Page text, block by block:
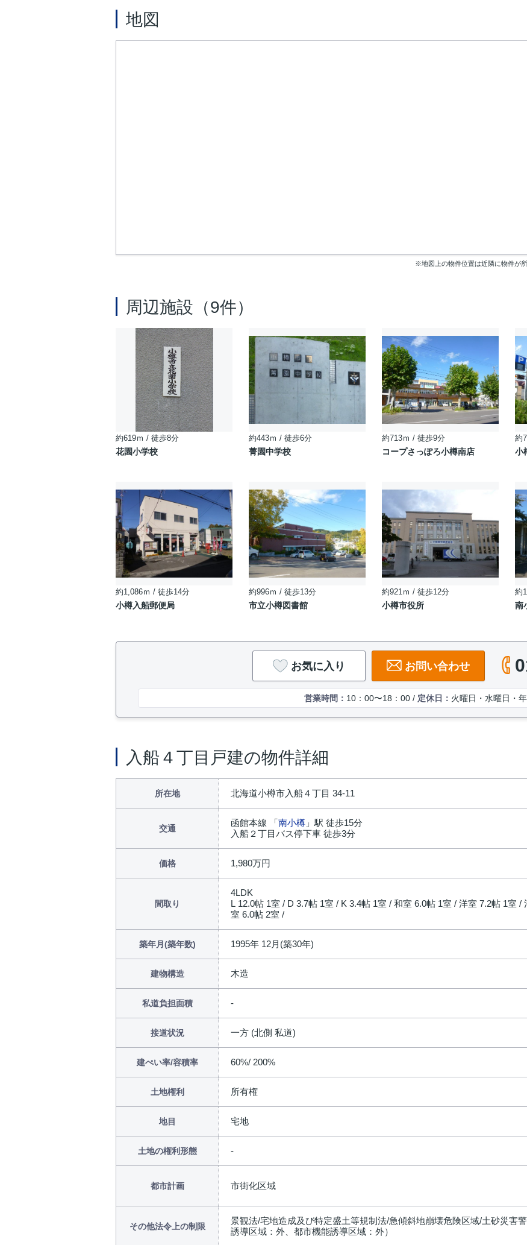
地図
※地図上の物件位置は近隣に物件が
周辺施設（9件）
約619ｍ / 徒歩8分
花園小学校
約443ｍ / 徒歩6分
菁園中学校
約713ｍ / 徒歩9分
コープさっぽろ小樽南店
約
小
約1,086ｍ / 徒歩14分
小樽入船郵便局
約996ｍ / 徒歩13分
市立小樽図書館
約921ｍ / 徒歩12分
小樽市役所
約
南
お気に入り お問い合わせ
営業時間： 10：00〜18：00 / 定休日： 火曜日・水曜日・
入船４丁目戸建の物件詳細
所在地 北海道小樽市入船４丁目 34-11
交通
函館本線 「南小樽 」駅 徒歩15分
入船２丁目バス停下車 徒歩3分
価格 1,980万円
間取り
4LDK
L 12.0帖 1室 / D 3.7帖 1室 / K 3.4帖 1室 / 和室 6.0帖 1室 / 洋室 7.2帖 1室 /
室 6.0帖 2室 /
築年月(築年数) 1995年 12月(築30年)
建物構造 木造
私道負担面積
接道状況 一方 (北側 私道)
建ぺい率/容積率 60%/ 200%
土地権利 所有権
地目 宅地
土地の権利形態
都市計画 市街化区域
その他法令上の制限
景観法/宅地造成及び特定盛土等規制法/急傾斜地崩壊危険区域/土砂災害
誘導区域：外、都市機能誘導区域：外）